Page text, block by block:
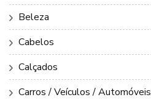
Beleza
Cabelos
Calçados
Carros / Veículos / Automóveis